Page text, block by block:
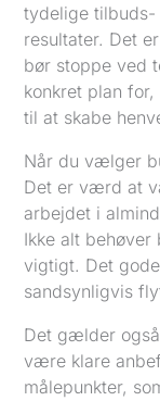
tydelige tilbuds-
resultater. Det
bør stoppe ved
konkret plan
til at skabe
Når du vælger
Det er værd at
arbejdet i
Ikke alt
vigtigt. Det
sandsynligvis
Det gælder
være klare
målepunkter,